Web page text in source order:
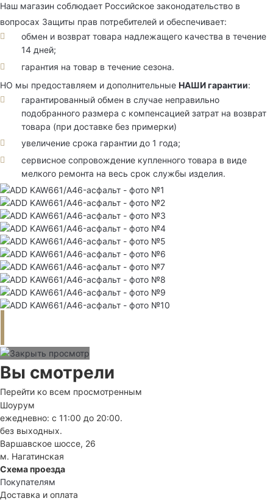
Наш магазин соблюдает Российское законодательство в
вопросах Защиты прав потребителей и обеспечивает:
обмен и возврат товара надлежащего качества в течение
14 дней;
гарантия на товар в течение сезона.
НО мы предоставляем и дополнительные НАШИ гарантии:
гарантированный обмен в случае неправильно
подобранного размера с компенсацией затрат на возврат
товара (при доставке без примерки)
увеличение срока гарантии до 1 года;
сервисное сопровождение купленного товара в виде
мелкого ремонта на весь срок службы изделия.
Вы смотрели
Перейти ко всем просмотренным
Шоурум
ежедневно: с 11:00 до 20:00.
без выходных.
Варшавское шоссе, 26
м. Нагатинская
Схема проезда
Покупателям
Доставка и оплата